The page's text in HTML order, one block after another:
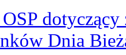
dotyczący
Dnia